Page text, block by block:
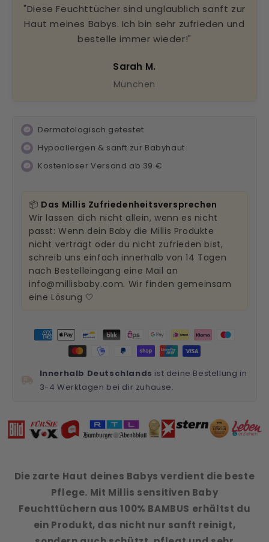
"Diese Feuchttücher sind unglaublich sanft zur
Haut meines Babys. Ich bin sehr zufrieden und
bestelle immer wieder!"
Sarah M.
München
Dermatologisch getestet
Hypoallergen & sanft zur Babyhaut
Kostenloser Versand ab 39 €
📦 Das Millis Zufriedenheitsversprechen
Wir lassen dich nicht allein, wenn es nicht
passt: Wenn dein Baby die Millis Produkte
nicht verträgt oder du nicht zufrieden bist,
schreib uns einfach innerhalb von 14 Tagen
nach Bestelleingang eine Mail an
info@millisbaby.com. Wir finden gemeinsam
eine Lösung 🤍
Innerhalb Deutschlands ist deine Bestellung in
3-4 Werktagen bei dir zuhause.
Die zarte Haut deines Babys verdient die beste
Pflege. Mit Millis sensitiven Baby
Feuchttüchern aus 100% BAMBUS erhältst du
ein Produkt, das nicht nur sanft reinigt,